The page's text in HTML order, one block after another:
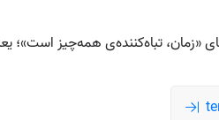
«زمان، تباه‌کننده‌ی همه‌چیز است»؛